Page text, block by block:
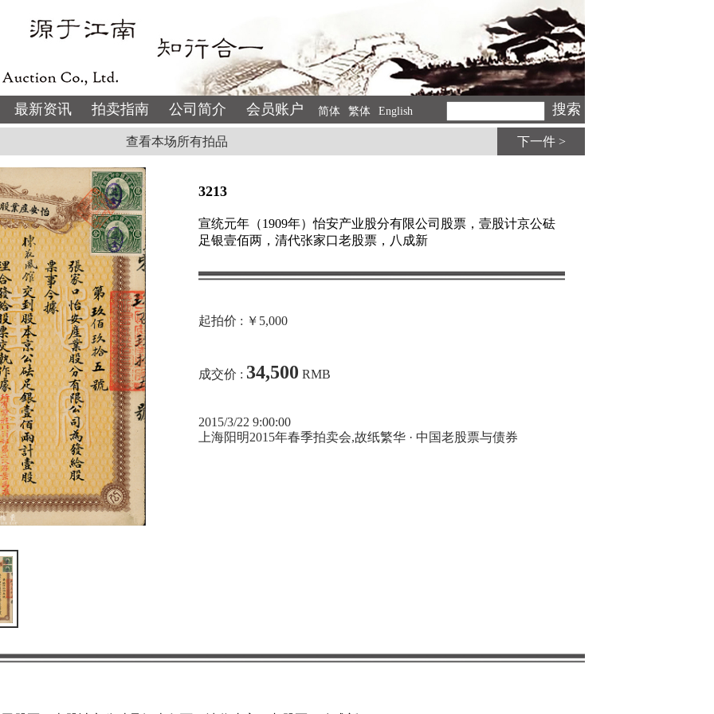
最新资讯 拍卖指南 公司简介 会员账户 简体 繁体 English
查看本场所有拍品 下一件 >
3213
宣统元年（1909年）怡安产业股分有限公司股票，壹股计京公砝
足银壹佰两，清代张家口老股票，八成新
起拍价 : ￥5,000
成交价 : 34,500 RMB
2015/3/22 9:00:00
上海阳明2015年春季拍卖会,故纸繁华 · 中国老股票与债券